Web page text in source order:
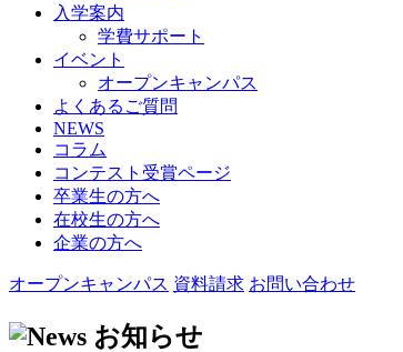
入学案内
学費サポート
イベント
オープンキャンパス
よくあるご質問
NEWS
コラム
コンテスト受賞ページ
卒業生の方へ
在校生の方へ
企業の方へ
オープンキャンパス 資料請求 お問い合わせ
お知らせ